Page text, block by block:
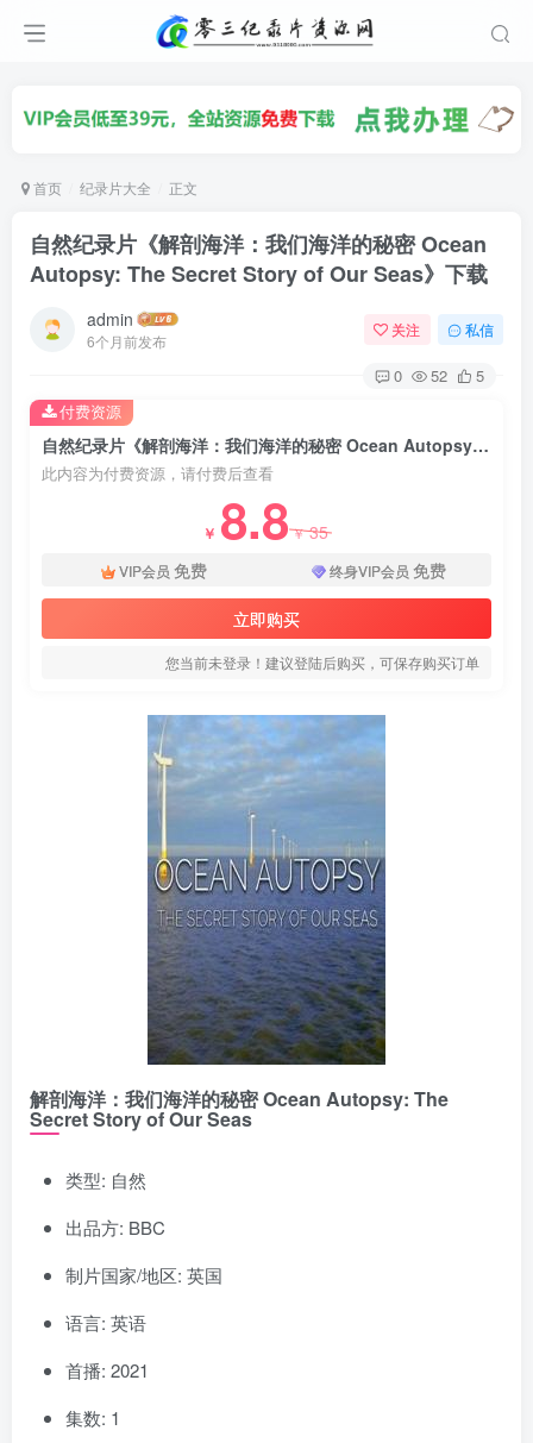
首页 纪录片大全 正文
自然纪录片《解剖海洋：我们海洋的秘密 Ocean
Autopsy: The Secret Story of Our Seas》下载
admin
6个月前发布
关注 私信
0 52 5
自然纪录片《解剖海洋：我们海洋的秘密 Ocean Autopsy: The Secret Story of Our Seas》下载
此内容为付费资源，请付费后查看
￥ 8.8￥35
VIP会员 免费 终身VIP会员 免费
立即购买
您当前未登录！建议登陆后购买，可保存购买订单
付费资源
解剖海洋：我们海洋的秘密 Ocean Autopsy: The
Secret Story of Our Seas
类型: 自然
出品方: BBC
制片国家/地区: 英国
语言: 英语
首播: 2021
集数: 1